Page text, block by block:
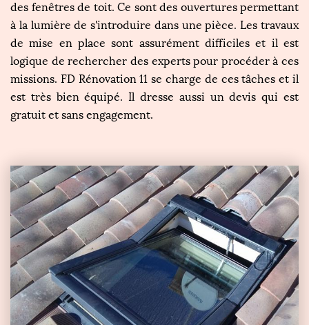
des fenêtres de toit. Ce sont des ouvertures permettant
à la lumière de s'introduire dans une pièce. Les travaux
de mise en place sont assurément difficiles et il est
logique de rechercher des experts pour procéder à ces
missions. FD Rénovation 11 se charge de ces tâches et il
est très bien équipé. Il dresse aussi un devis qui est
gratuit et sans engagement.